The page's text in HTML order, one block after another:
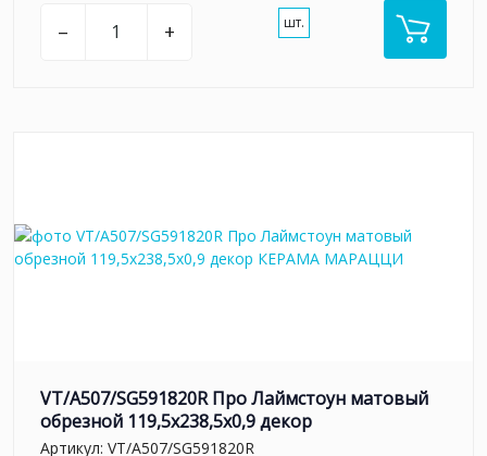
– + шт.
VT/A507/SG591820R Про Лаймстоун матовый
обрезной 119,5x238,5x0,9 декор
Артикул: VT/A507/SG591820R